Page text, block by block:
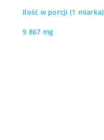
Ilość w porcji (1 miarka)
9 867 mg